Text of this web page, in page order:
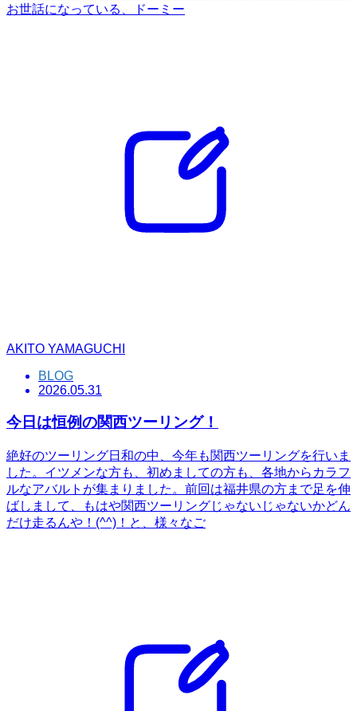
お世話になっている、ドーミー
AKITO YAMAGUCHI
BLOG
2026.05.31
今日は恒例の関西ツーリング！
絶好のツーリング日和の中、今年も関西ツーリングを行いま
した。イツメンな方も、初めましての方も、各地からカラフ
ルなアバルトが集まりました。前回は福井県の方まで足を伸
ばしまして、もはや関西ツーリングじゃないじゃないかどん
だけ走るんや！(^^)！と、様々なご